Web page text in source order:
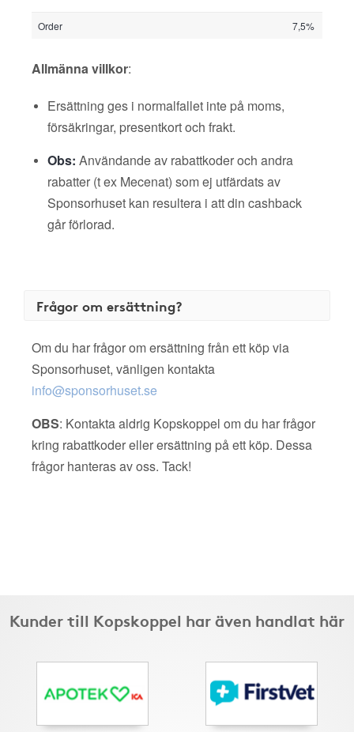
Order 7,5%
Allmänna villkor:
Ersättning ges i normalfallet inte på moms,
försäkringar, presentkort och frakt.
Obs: Användande av rabattkoder och andra
rabatter (t ex Mecenat) som ej utfärdats av
Sponsorhuset kan resultera i att din cashback
går förlorad.
Frågor om ersättning?
Om du har frågor om ersättning från ett köp via
Sponsorhuset, vänligen kontakta
info@sponsorhuset.se
OBS: Kontakta aldrig Kopskoppel om du har frågor
kring rabattkoder eller ersättning på ett köp. Dessa
frågor hanteras av oss. Tack!
Kunder till Kopskoppel har även handlat här